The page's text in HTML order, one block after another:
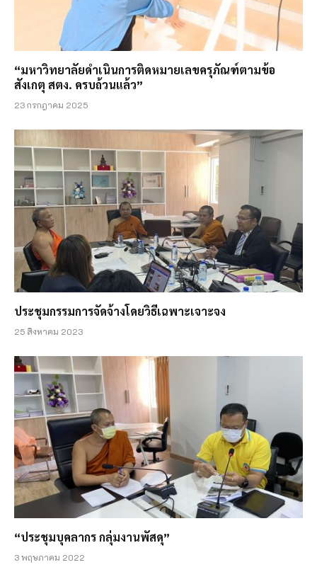
“มหาวิทยาลัยดำเนินการติดหมายเลขครุภัณฑ์ตามข้อ
สังเกตุ สตง. ครบถ้วนแล้ว”
23 กรกฎาคม 2025
ประชุมกรรมการจัดจ้างโดยวิธีเฉพาะเจาะจง
25 สิงหาคม 2023
“ประชุมบุคลากร กลุ่มงานพัสดุ”
3 พฤษภาคม 2022